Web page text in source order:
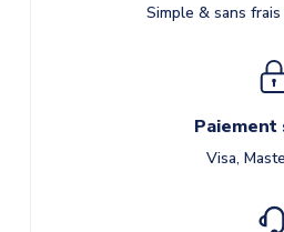
Simple & sans
Paiement
Visa,